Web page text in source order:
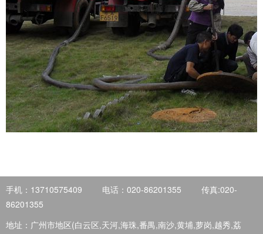
手机：13710575409 电话：020-86201355
传真:020-
86201355
地址：广州市地区(白云区,天河,海珠,番禺,南沙,黄埔,萝岗,越秀,荔